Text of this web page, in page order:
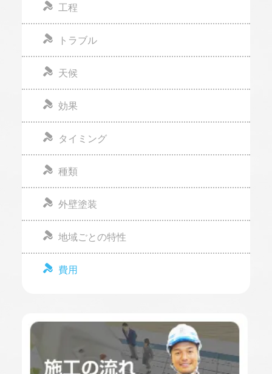
工程
トラブル
天候
効果
タイミング
種類
外壁塗装
地域ごとの特性
費用